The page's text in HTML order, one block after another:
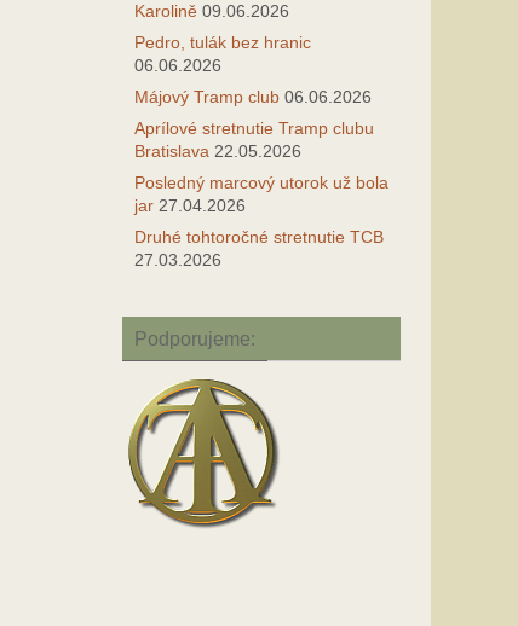
Karolině 09.06.2026
Pedro, tulák bez hranic
06.06.2026
Májový Tramp club 06.06.2026
Aprílové stretnutie Tramp clubu
Bratislava 22.05.2026
Posledný marcový utorok už bola
jar 27.04.2026
Druhé tohtoročné stretnutie TCB
27.03.2026
Podporujeme: